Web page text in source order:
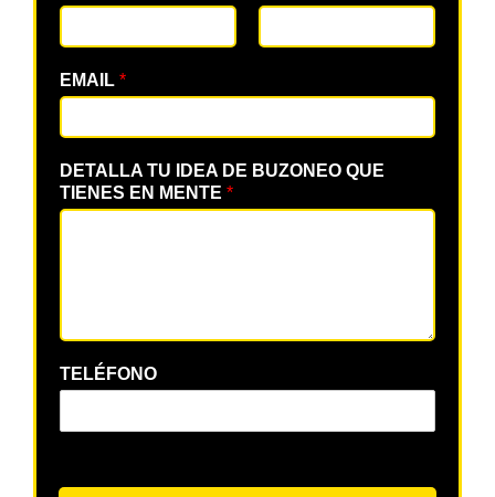
EMAIL *
DETALLA TU IDEA DE BUZONEO QUE
TIENES EN MENTE *
TELÉFONO